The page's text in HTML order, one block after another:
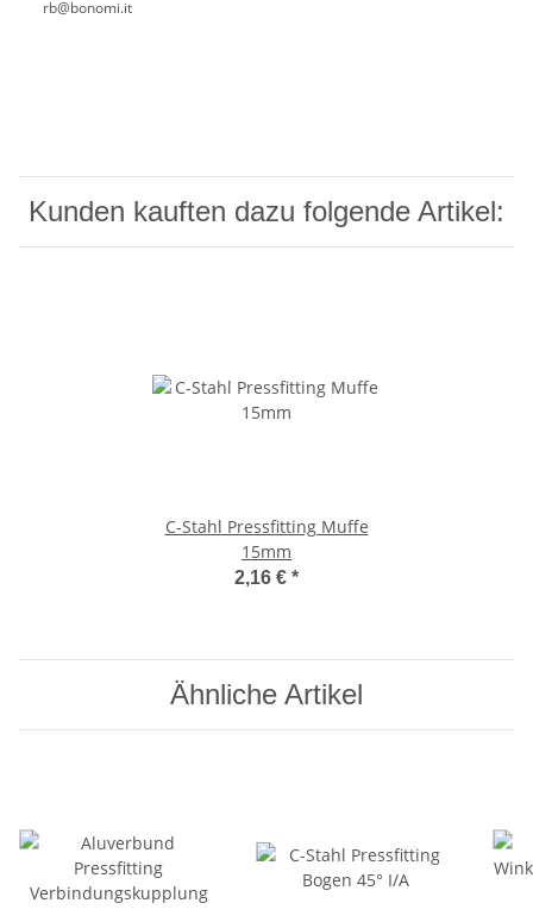
rb@bonomi.it
Kunden kauften dazu folgende Artikel:
C-Stahl Pressfitting Muffe
15mm
2,16 € *
Ähnliche Artikel